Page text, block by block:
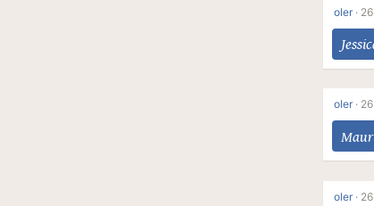
oler ·
oler ·
oler ·